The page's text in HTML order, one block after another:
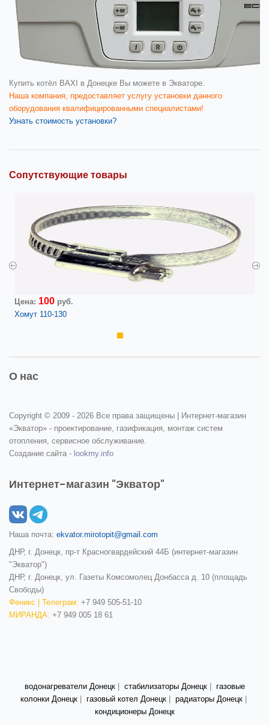
Купить котёл BAXI в Донецке Вы можете в Экваторе.
Наша компания, предоставляет услугу установки данного
оборудования квалифицированными специалистами!
Узнать стоимость установки?
Сопутствующие товары
Цена: 100 руб.
Хомут 110-130
О нас
Copyright © 2009 - 2026 Все права защищены | Интернет-магазин
«Экватор» - проектирование, газификация, монтаж систем
отопления, сервисное обслуживание.
Создание сайта - lookmy.info
Интернет-магазин "Экватор"
Наша почта: ekvator.mirotopit@gmail.com
ДНР, г. Донецк, пр-т Красногвардейский 44Б (интернет-магазин
"Экватор")
ДНР, г. Донецк, ул. Газеты Комсомолец Донбасса д. 10 (площадь
Свободы)
Феникс | Телеграм: +7 949 505-51-10
МИРАНДА: +7 949 005 18 61
водонагреватели Донецк| стабилизаторы Донецк|
газовые
колонки Донецк| газовый котел Донецк| радиаторы Донецк|
кондиционеры Донецк